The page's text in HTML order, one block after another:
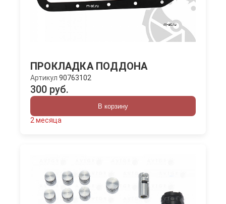
ПРОКЛАДКА ПОДДОНА
Артикул 90763102
300 руб.
В корзину
2 месяца